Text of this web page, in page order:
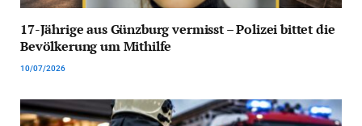
17-Jährige aus Günzburg vermisst – Polizei bittet die
Bevölkerung um Mithilfe
10/07/2026